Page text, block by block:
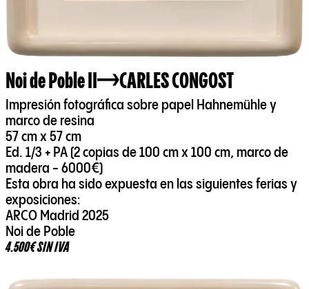
Noi de Poble II CARLES CONGOST
Impresión fotográfica sobre papel Hahnemühle y
marco de resina
57 cm x 57 cm
Ed. 1/3 + PA (2 copias de 100 cm x 100 cm, marco de
madera - 6000€)
Esta obra ha sido expuesta en las siguientes ferias y
exposiciones:
ARCO Madrid 2025
Noi de Poble
4.500€ SIN IVA